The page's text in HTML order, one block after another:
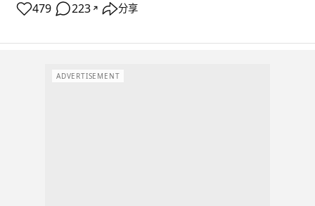
479 223 ↗ 分享
ADVERTISEMENT